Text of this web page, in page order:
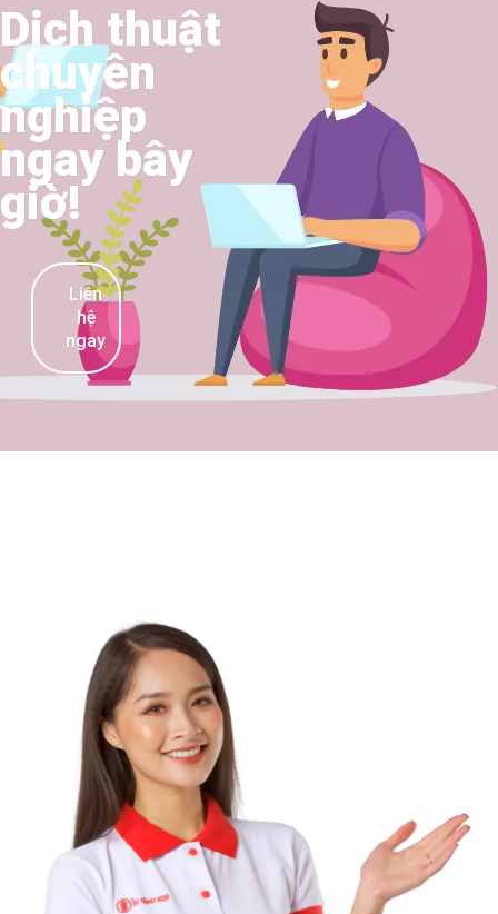
Dịch thuật
chuyên
nghiệp
ngay bây
giờ!​
Liên
hệ
ngay